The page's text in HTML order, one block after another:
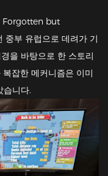
Forgotten but
부 유럽으로 데려가 기
을 바탕으로 한 스토리
잡한 메커니즘은 이미
습니다.